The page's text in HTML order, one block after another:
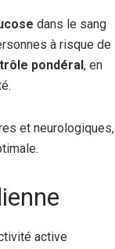
dans le sang
à risque de
pondéral , en
et neurologiques,
active